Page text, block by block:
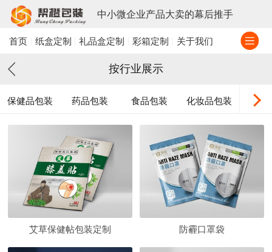
中小微企业产品大卖的幕后推手
首页 纸盒定制 礼品盒定制 彩箱定制 关于我们
按行业展示
保健品包装 药品包装 食品包装 化妆品包装 日用
艾草保健帖包装定制 防霾口罩袋